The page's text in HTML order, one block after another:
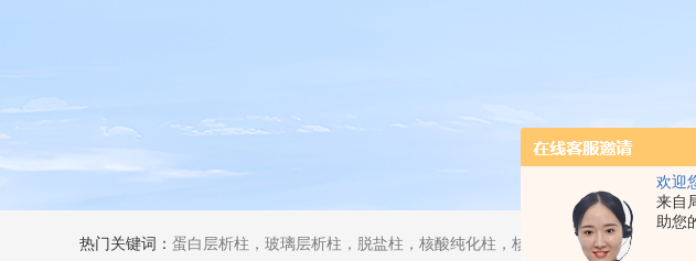
欢迎
来自
助您
热门关键词： 蛋白层析柱，玻璃层析柱，脱盐柱，核酸纯化柱，核酸分离柱，DAC制备柱